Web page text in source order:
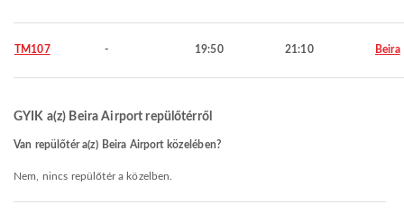
TM107 - 19:50 21:10 Beira
GYIK a(z) Beira Airport repülőtérről
Van repülőtér a(z) Beira Airport közelében?
Nem, nincs repülőtér a közelben.